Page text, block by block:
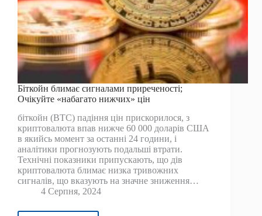
Біткойн блимає сигналами приреченості;
Очікуйте «набагато нижчих» цін
біткойн (BTC) падіння цін прискорилося, з
криптовалюта впав нижче 60 000 доларів США
в якийсь момент за останні 24 години, і
аналітики прогнозують подальші втрати.
Технічні показники припускають, що дів
криптовалюта блимає низка тривожних
сигналів, що вказують на значне зниження…
4 Серпня, 2024